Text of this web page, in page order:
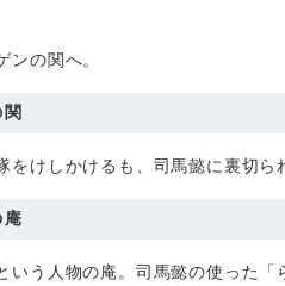
ンの関へ。
をけしかけるも、司馬懿に裏切ら
いう人物の庵。司馬懿の使った